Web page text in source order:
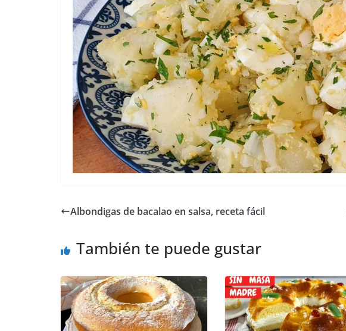
Albondigas de bacalao en salsa, receta fácil
También te puede gustar